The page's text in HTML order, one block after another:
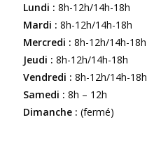
Lundi : 8h-12h/14h-18h
Mardi : 8h-12h/14h-18h
Mercredi : 8h-12h/14h-18h
Jeudi : 8h-12h/14h-18h
Vendredi : 8h-12h/14h-18h
Samedi : 8h – 12h
Dimanche : (fermé)